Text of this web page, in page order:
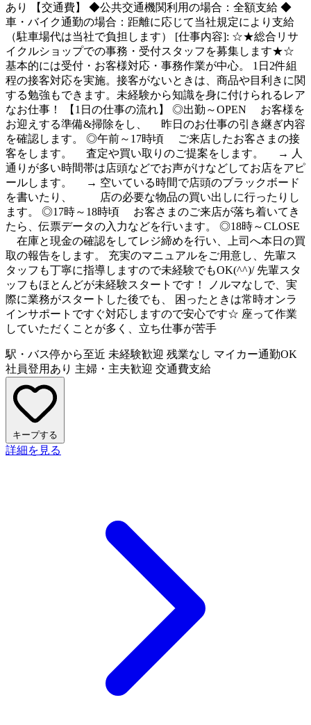
あり 【交通費】 ◆公共交通機関利用の場合：全額支給 ◆
車・バイク通勤の場合：距離に応じて当社規定により支給
（駐車場代は当社で負担します） [仕事内容]: ☆★総合リサ
イクルショップでの事務・受付スタッフを募集します★☆
基本的には受付・お客様対応・事務作業が中心。 1日2件組
程の接客対応を実施。接客がないときは、商品や目利きに関
する勉強もできます。未経験から知識を身に付けられるレア
なお仕事！ 【1日の仕事の流れ】 ◎出勤～OPEN お客様を
お迎えする準備&掃除をし、 昨日のお仕事の引き継ぎ内容
を確認します。 ◎午前～17時頃 ご来店したお客さまの接
客をします。 査定や買い取りのご提案をします。 → 人
通りが多い時間帯は店頭などでお声がけなどしてお店をアピ
ールします。 → 空いている時間で店頭のブラックボード
を書いたり、 店の必要な物品の買い出しに行ったりし
ます。 ◎17時～18時頃 お客さまのご来店が落ち着いてき
たら、伝票データの入力などを行います。 ◎18時～CLOSE
在庫と現金の確認をしてレジ締めを行い、上司へ本日の買
取の報告をします。 充実のマニュアルをご用意し、先輩ス
タッフも丁寧に指導しますので未経験でもOK(^^)/ 先輩スタ
ッフもほとんどが未経験スタートです！ ノルマなしで、実
際に業務がスタートした後でも、 困ったときは常時オンラ
インサポートですぐ対応しますので安心です☆ 座って作業
していただくことが多く、立ち仕事が苦手
駅・バス停から至近 未経験歓迎 残業なし マイカー通勤OK
社員登用あり 主婦・主夫歓迎 交通費支給
キープする
詳細を見る